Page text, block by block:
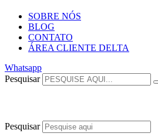
SOBRE NÓS
BLOG
CONTATO
ÁREA CLIENTE DELTA
Whatsapp
Pesquisar
Pesquisar